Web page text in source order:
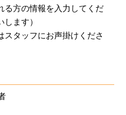
る方の情報を入力してくだ
します）
スタッフにお声掛けくださ